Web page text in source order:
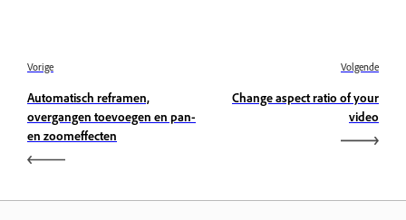
Vorige
Automatisch reframen,
overgangen toevoegen en pan-
en zoomeffecten
Volgende
Change aspect ratio of your
video